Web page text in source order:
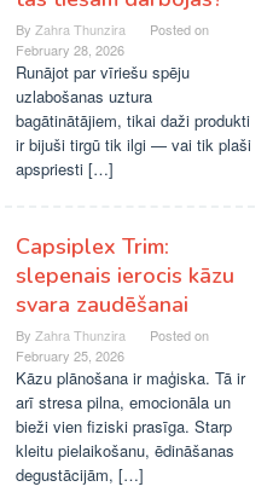
By Zahra Thunzira
Posted on
February 28, 2026
Runājot par vīriešu spēju
uzlabošanas uztura
bagātinātājiem, tikai daži produkti
ir bijuši tirgū tik ilgi — vai tik plaši
apspriesti […]
Capsiplex Trim:
slepenais ierocis kāzu
svara zaudēšanai
By Zahra Thunzira
Posted on
February 25, 2026
Kāzu plānošana ir maģiska. Tā ir
arī stresa pilna, emocionāla un
bieži vien fiziski prasīga. Starp
kleitu pielaikošanu, ēdināšanas
degustācijām, […]